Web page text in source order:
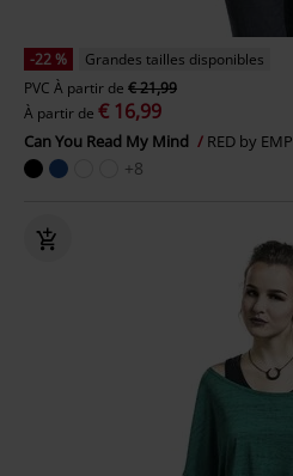
-22 %
Grandes tailles disponibles
PVC À partir de € 21,99
À partir de € 16,99
Can You Read My Mind RED by EMP
+8